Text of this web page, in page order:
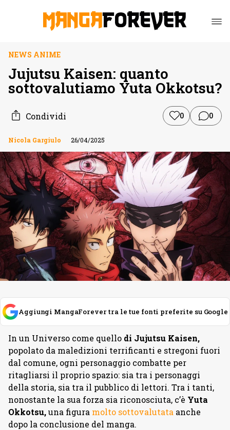
NEWS ANIME
Jujutsu Kaisen: quanto
sottovalutiamo Yuta Okkotsu?
Condividi 0 0
Nicola Gargiulo 26/04/2025
Aggiungi MangaForever tra le tue fonti preferite su Google
In un Universo come quello di Jujutsu Kaisen,
popolato da maledizioni terrificanti e stregoni fuori
dal comune, ogni personaggio combatte per
ritagliarsi il proprio spazio: sia tra i personaggi
della storia, sia tra il pubblico di lettori. Tra i tanti,
nonostante la sua forza sia riconosciuta, c’è Yuta
Okkotsu,una figura molto sottovalutata anche
dopo la conclusione del manga.